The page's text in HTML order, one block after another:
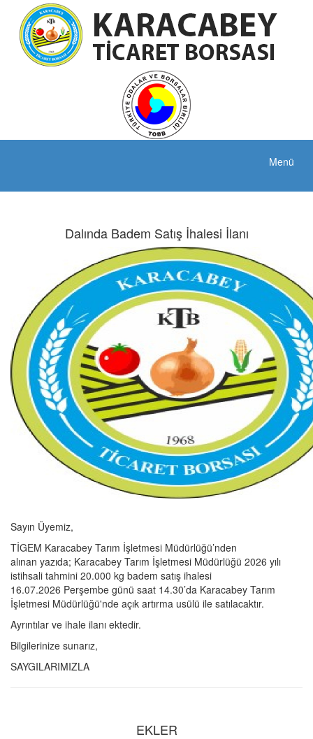
Menü
Dalında Badem Satış İhalesi İlanı
Sayın Üyemiz,
TİGEM Karacabey Tarım İşletmesi Müdürlüğü’nden
alınan yazıda; Karacabey Tarım İşletmesi Müdürlüğü 2026 yılı
istihsali tahmini 20.000 kg badem satış ihalesi
16.07.2026 Perşembe günü saat 14.30’da Karacabey Tarım
İşletmesi Müdürlüğü'nde açık artırma usülü ile satılacaktır.
Ayrıntılar ve ihale ilanı ektedir.
Bilgilerinize sunarız,
SAYGILARIMIZLA
EKLER